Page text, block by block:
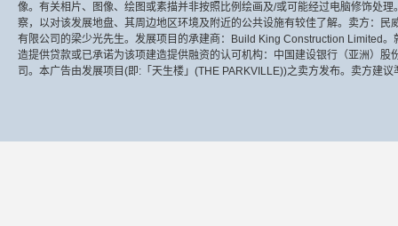
像。有关相片、图像、绘图或素描并非按照比例绘画及/或可能经过电脑修饰处
察，以对该发展地盘、其周边地区环境及附近的公共设施有较佳了解。卖方：
有限公司的梁少光先生。发展项目的承建商：Build King Construction Limited
造提供贷款或已承诺为该项建造提供融资的认可机构：中国建设银行（亚洲）
司。本广告由发展项目(即:「天生楼」(THE PARKVILLE))之卖方发布。卖方建